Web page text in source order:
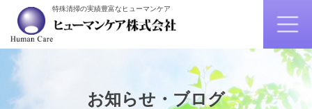
特殊清掃の実績豊富なヒューマンケア
お知らせ・ブログ